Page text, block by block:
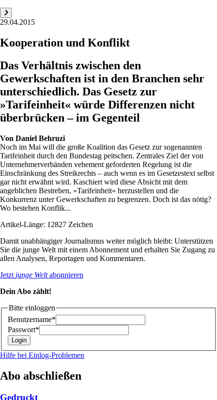
29.04.2015
Kooperation und Konflikt
Das Verhältnis zwischen den
Gewerkschaften ist in den Branchen sehr
unterschiedlich. Das Gesetz zur
»Tarifeinheit« würde Differenzen nicht
überbrücken – im Gegenteil
Von Daniel Behruzi
Noch im Mai will die große Koalition das Gesetz zur sogenannten
Tarifeinheit durch den Bundestag peitschen. Zentrales Ziel der von
Unternehmerverbänden vehement geforderten Regelung ist die
Einschränkung des Streikrechts – auch wenn es im Gesetzestext selbst
gar nicht erwähnt wird. Kaschiert wird diese Absicht mit dem
angeblichen Bestreben, »Tarifeinheit« herzustellen und die
Konkurrenz unter Gewerkschaften zu begrenzen. Doch ist das nötig?
Wo bestehen Konflik...
Artikel-Länge: 12827 Zeichen
Damit unabhängiger Journalismus weiter möglich bleibt: Unterstützen
Sie die junge Welt mit einem Abonnement und erhalten Sie Zugang zu
allen Analysen, Reportagen und Kommentaren.
Jetzt junge Weltabonnieren
Dein Abo zählt!
Bitte einloggen
Benutzername*
Passwort*
Hilfe bei Einlog-Problemen
Abo abschließen
Gedruckt